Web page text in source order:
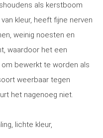
als kerstboom
kleur, heeft fijne nerven
weinig noesten en
waardoor het een
bewerkt te worden als
weerbaar tegen
het nagenoeg niet.
lichte kleur,